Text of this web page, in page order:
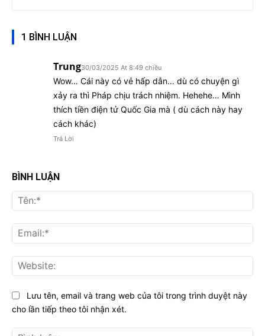
1 BÌNH LUẬN
Trung30/03/2025 At 8:49 chiều
Wow… Cái này có vẻ hấp dẫn… dù có chuyện gì
xảy ra thì Pháp chịu trách nhiệm. Hehehe… Mình
thích tiền điện tử Quốc Gia mà ( dù cách này hay
cách khác)
Trả Lời
BÌNH LUẬN
Lưu tên, email và trang web của tôi trong trình duyệt này
cho lần tiếp theo tôi nhận xét.